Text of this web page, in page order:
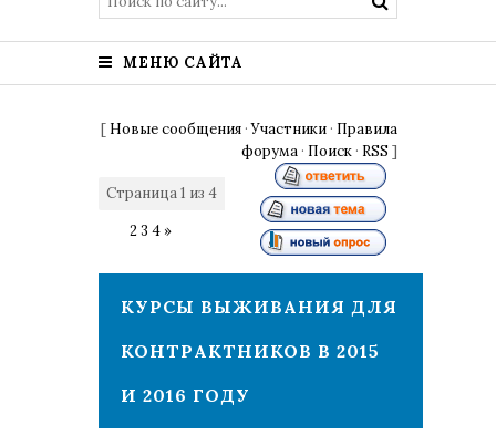
МЕНЮ САЙТА
[ Новые сообщения ·Участники · Правила
форума · Поиск · RSS ]
Страница1 из 4
2 3 4»
КУРСЫ ВЫЖИВАНИЯ ДЛЯ
КОНТРАКТНИКОВ В 2015
И 2016 ГОДУ